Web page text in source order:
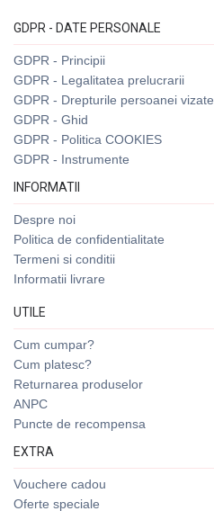
GDPR - DATE PERSONALE
GDPR - Principii
GDPR - Legalitatea prelucrarii
GDPR - Drepturile persoanei vizate
GDPR - Ghid
GDPR - Politica COOKIES
GDPR - Instrumente
INFORMATII
Despre noi
Politica de confidentialitate
Termeni si conditii
Informatii livrare
UTILE
Cum cumpar?
Cum platesc?
Returnarea produselor
ANPC
Puncte de recompensa
EXTRA
Vouchere cadou
Oferte speciale